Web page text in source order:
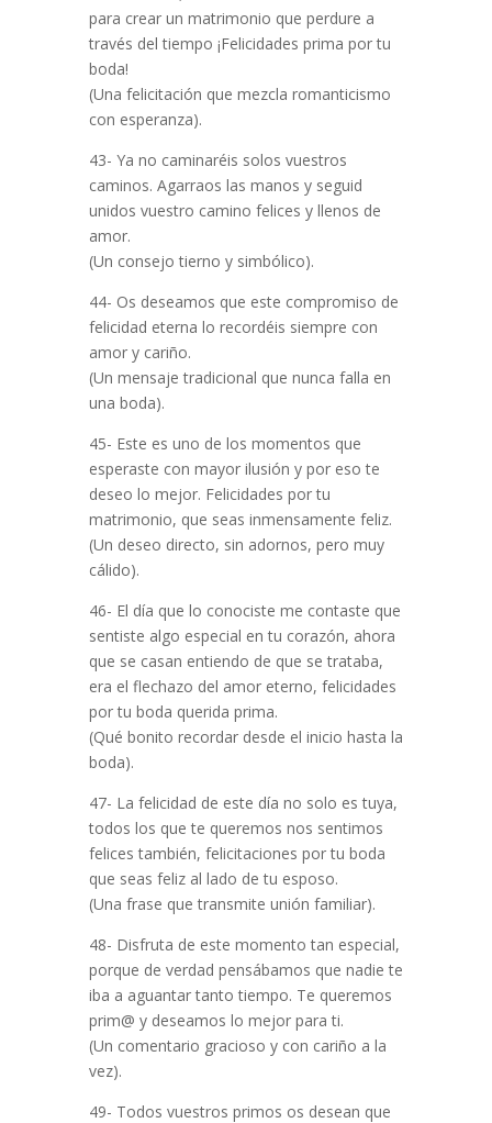
para crear un matrimonio que perdure a
través del tiempo ¡Felicidades prima por tu
boda!
(Una felicitación que mezcla romanticismo
con esperanza).
43- Ya no caminaréis solos vuestros
caminos. Agarraos las manos y seguid
unidos vuestro camino felices y llenos de
amor.
(Un consejo tierno y simbólico).
44- Os deseamos que este compromiso de
felicidad eterna lo recordéis siempre con
amor y cariño.
(Un mensaje tradicional que nunca falla en
una boda).
45- Este es uno de los momentos que
esperaste con mayor ilusión y por eso te
deseo lo mejor. Felicidades por tu
matrimonio, que seas inmensamente feliz.
(Un deseo directo, sin adornos, pero muy
cálido).
46- El día que lo conociste me contaste que
sentiste algo especial en tu corazón, ahora
que se casan entiendo de que se trataba,
era el flechazo del amor eterno, felicidades
por tu boda querida prima.
(Qué bonito recordar desde el inicio hasta la
boda).
47- La felicidad de este día no solo es tuya,
todos los que te queremos nos sentimos
felices también, felicitaciones por tu boda
que seas feliz al lado de tu esposo.
(Una frase que transmite unión familiar).
48- Disfruta de este momento tan especial,
porque de verdad pensábamos que nadie te
iba a aguantar tanto tiempo. Te queremos
prim@ y deseamos lo mejor para ti.
(Un comentario gracioso y con cariño a la
vez).
49- Todos vuestros primos os desean que